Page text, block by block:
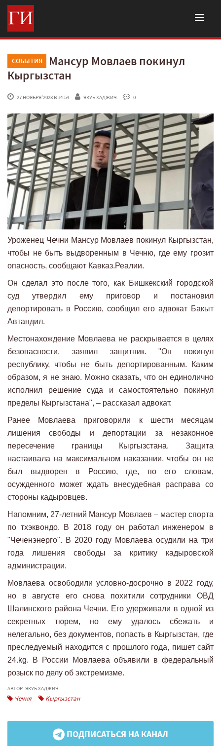
СОБЫТИЯ
Мансур Мовлаев покинул
Кыргызстан
27 НОЯБРЯ'2023 В 14:54 ЯКУБ ХАДЖИЧ 0
Уроженец Чечни Мансур Мовлаев покинул Кыргызстан,
чтобы не быть выдворенным в Чечню, где ему грозит
опасность, сообщают Кавказ.Реалии.
Он сделал это после того, как Бишкекский городской
суд утвердил ему приговор и постановил
депортировать в Россию, сообщил его адвокат Бакыт
Автандил.
Местонахождение Мовлаева не раскрывается в целях
безопасности, заявил защитник. "Он покинул
республику, чтобы не быть депортированным. Каким
образом, я не знаю. Можно сказать, что он единолично
исполнил решение суда и самостоятельно покинул
пределы Кыргызстана", – рассказал адвокат.
Ранее Мовлаева приговорили к шести месяцам
лишения свободы и депортации за незаконное
пересечение границы Кыргызстана. Защита
настаивала на максимальном наказании, чтобы он не
был выдворен в Россию, где, по его словам,
осужденного может ждать внесудебная расправа со
стороны кадыровцев.
Напомним, 27-летний Мансур Мовлаев – мастер спорта
по тхэквондо. В 2018 году он работал инженером в
"Чеченэнерго". В 2020 году Мовлаева осудили на три
года лишения свободы за критику кадыровской
администрации.
Мовлаева освободили условно-досрочно в 2022 году,
но в августе его снова похитили сотрудники ОВД
Шалинского района Чечни. Его удерживали в одной из
секретных тюрем, но ему удалось сбежать и
нелегально, без документов, попасть в Кыргызстан, где
преследуемый находится с прошлого года, пишет сайт
24.kg. В России Мовлаева объявили в федеральный
розыск по делу об экстремизме.
АВТОР: ЯКУБ ХАДЖИЧ
Чечня Кыргызстан
ПОДПИСАТЬСЯ НА КАНАЛ